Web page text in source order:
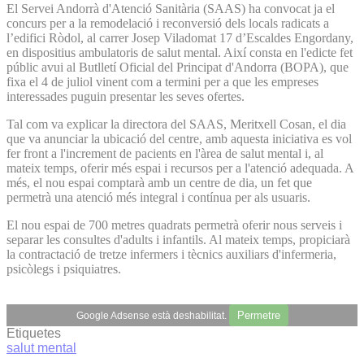
El Servei Andorrà d'Atenció Sanitària (SAAS) ha convocat ja el
concurs per a la remodelació i reconversió dels locals radicats a
l’edifici Ròdol, al carrer Josep Viladomat 17 d’Escaldes Engordany,
en dispositius ambulatoris de salut mental. Així consta en l'edicte fet
públic avui al Butlletí Oficial del Principat d'Andorra (BOPA), que
fixa el 4 de juliol vinent com a termini per a que les empreses
interessades puguin presentar les seves ofertes.
Tal com va explicar la directora del SAAS, Meritxell Cosan, el dia
que va anunciar la ubicació del centre, amb aquesta iniciativa es vol
fer front a l'increment de pacients en l'àrea de salut mental i, al
mateix temps, oferir més espai i recursos per a l'atenció adequada. A
més, el nou espai comptarà amb un centre de dia, un fet que
permetrà una atenció més integral i contínua per als usuaris.
El nou espai de 700 metres quadrats permetrà oferir nous serveis i
separar les consultes d'adults i infantils. Al mateix temps, propiciarà
la contractació de tretze infermers i tècnics auxiliars d'infermeria,
psicòlegs i psiquiatres.
Google Adsense està deshabilitat. Permetre
Etiquetes
salut mental